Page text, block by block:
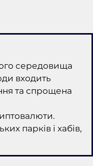
середовища
входить
та спрощена
парків і хабів,